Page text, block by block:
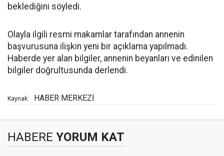
beklediğini söyledi.
Olayla ilgili resmi makamlar tarafından annenin
başvurusuna ilişkin yeni bir açıklama yapılmadı.
Haberde yer alan bilgiler, annenin beyanları ve edinilen
bilgiler doğrultusunda derlendi.
Kaynak: HABER MERKEZİ
HABERE YORUM KAT